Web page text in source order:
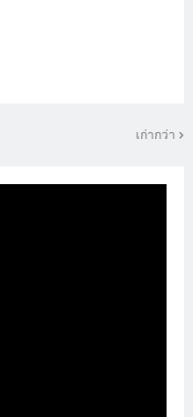
เก่ากว่า